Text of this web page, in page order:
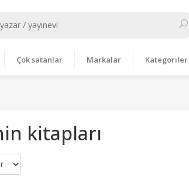
Çok satanlar Markalar Kategoriler
kitapları